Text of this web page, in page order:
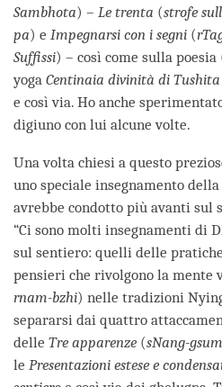
Sambhota) – Le trenta (strofe
pa) e Impegnarsi con i segni (
Suffissi) – così come sulla poesia
yoga Centinaia divinità di Tushita
e così via. Ho anche
digiuno con lui alcune volte.
Una volta chiesi a questo
uno speciale insegnamento
avrebbe condotto più avanti sul
“Ci sono molti insegnamenti di
sul sentiero: quelli delle
pensieri che rivolgono la mente
rnam-bzhi) nelle tradizioni
separarsi dai quattro
delle Tre apparenze (sNang-gsum
le Presentazioni estese e